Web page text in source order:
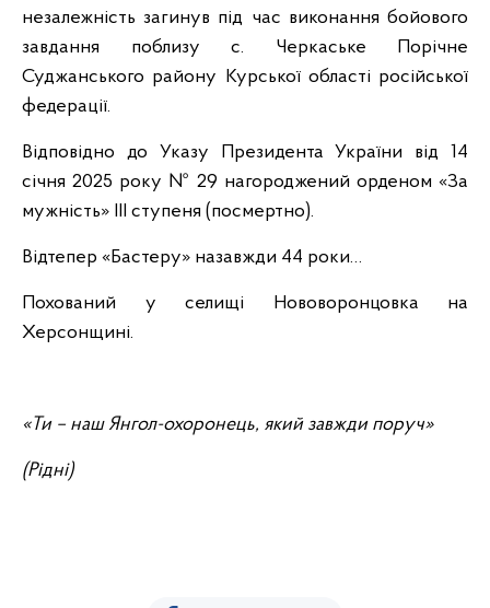
незалежність загинув під час виконання бойового
завдання поблизу с. Черкаське Порічне
Суджанського району Курської області російської
федерації.
Відповідно до Указу Президента України від 14
січня 2025 року № 29 нагороджений орденом «За
мужність» ІІІ ступеня (посмертно).
Відтепер «Бастеру» назавжди 44 роки…
Похований у селищі Нововоронцовка на
Херсонщині.
«Ти – наш Янгол-охоронець, який завжди поруч»
(Рідні)